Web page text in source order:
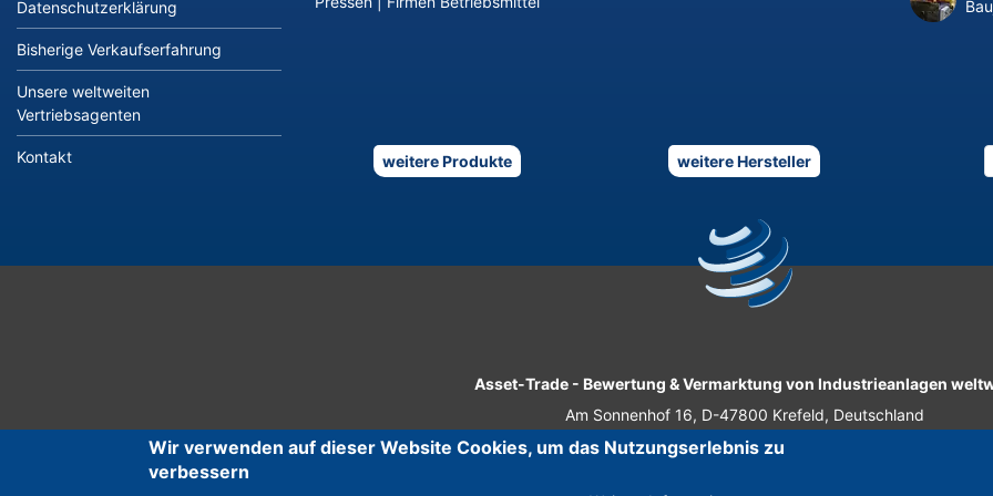
Datenschutzerklärung
Bisherige Verkaufserfahrung
Unsere weltweiten
Vertriebsagenten
Kontakt weitere Produkte weitere Hersteller
Asset-Trade - Bewertung & Vermarktung von Industrieanlagen
Am Sonnenhof 16, D-47800 Krefeld, Deutschland
Tel.: +49 2151 32 500 33 | Fax.: +49 2151 65 29 22
Wir verwenden auf dieser Website Cookies, um das Nutzungserlebnis zu
verbessern